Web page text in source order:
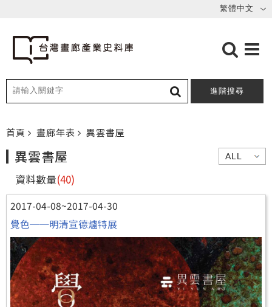
進階搜尋
首頁 畫廊年表 異雲書屋
異雲書屋
資料數量(40)
2017-04-08~2017-04-30
覺色──明清宣德爐特展